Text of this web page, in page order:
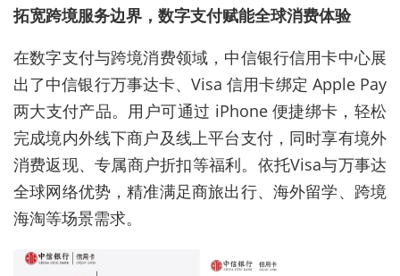
拓宽跨境服务边界，数字支付赋能全球消费体验
在数字支付与跨境消费领域，中信银行信用卡中心展
出了中信银行万事达卡、Visa 信用卡绑定 Apple Pay
两大支付产品。用户可通过 iPhone 便捷绑卡，轻松
完成境内外线下商户及线上平台支付，同时享有境外
消费返现、专属商户折扣等福利。依托Visa与万事达
全球网络优势，精准满足商旅出行、海外留学、跨境
海淘等场景需求。